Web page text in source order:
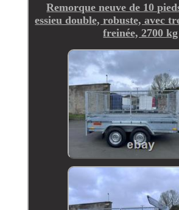
Remorque neuve de 10
essieu double, robuste, avec
freinée, 2700 kg